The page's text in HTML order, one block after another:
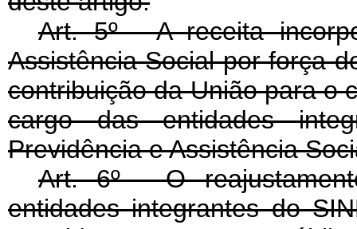
Art. 5º - A receita
Assistência Social por força
contribuição da União para o
cargo das entidades
Previdência e Assistência
Art. 6º - O
entidades integrantes do